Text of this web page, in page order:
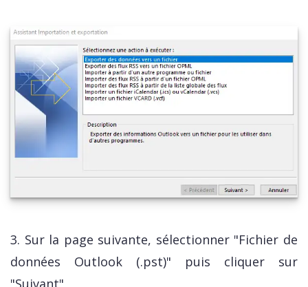
3. Sur la page suivante, sélectionner "Fichier de
données Outlook (.pst)" puis cliquer sur
"Suivant"